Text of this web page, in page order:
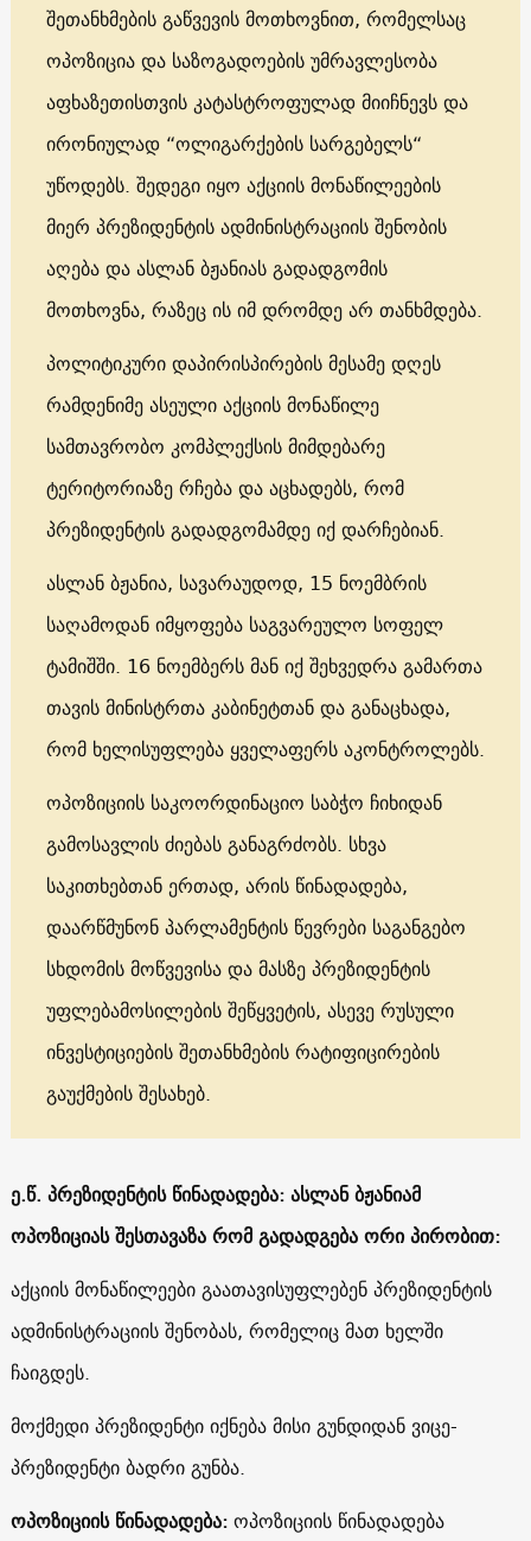
შეთანხმების გაწვევის მოთხოვნით, რომელსაც
ოპოზიცია და საზოგადოების უმრავლესობა
აფხაზეთისთვის კატასტროფულად მიიჩნევს და
ირონიულად “ოლიგარქების სარგებელს“
უწოდებს. შედეგი იყო აქციის მონაწილეების
მიერ პრეზიდენტის ადმინისტრაციის შენობის
აღება და ასლან ბჟანიას გადადგომის
მოთხოვნა, რაზეც ის იმ დრომდე არ თანხმდება.
პოლიტიკური დაპირისპირების მესამე დღეს
რამდენიმე ასეული აქციის მონაწილე
სამთავრობო კომპლექსის მიმდებარე
ტერიტორიაზე რჩება და აცხადებს, რომ
პრეზიდენტის გადადგომამდე იქ დარჩებიან.
ასლან ბჟანია, სავარაუდოდ, 15 ნოემბრის
საღამოდან იმყოფება საგვარეულო სოფელ
ტამიშში. 16 ნოემბერს მან იქ შეხვედრა გამართა
თავის მინისტრთა კაბინეტთან და განაცხადა,
რომ ხელისუფლება ყველაფერს აკონტროლებს.
ოპოზიციის საკოორდინაციო საბჭო ჩიხიდან
გამოსავლის ძიებას განაგრძობს. სხვა
საკითხებთან ერთად, არის წინადადება,
დაარწმუნონ პარლამენტის წევრები საგანგებო
სხდომის მოწვევისა და მასზე პრეზიდენტის
უფლებამოსილების შეწყვეტის, ასევე რუსული
ინვესტიციების შეთანხმების რატიფიცირების
გაუქმების შესახებ.
ე.წ. პრეზიდენტის წინადადება: ასლან ბჟანიამ
ოპოზიციას შესთავაზა რომ გადადგება ორი პირობით:
აქციის მონაწილეები გაათავისუფლებენ პრეზიდენტის
ადმინისტრაციის შენობას, რომელიც მათ ხელში
ჩაიგდეს.
მოქმედი პრეზიდენტი იქნება მისი გუნდიდან ვიცე-
პრეზიდენტი ბადრი გუნბა.
ოპოზიციის წინადადება:ოპოზიციის წინადადება